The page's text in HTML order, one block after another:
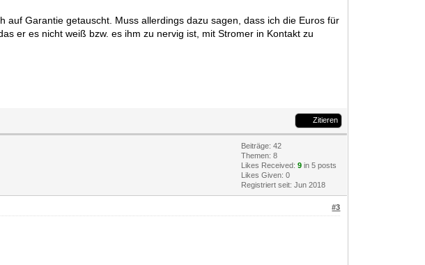
Garantie getauscht. Muss allerdings dazu sagen, dass ich die Euros für
er es nicht weiß bzw. es ihm zu nervig ist, mit Stromer in Kontakt zu
Zitieren
Beiträge: 42
Themen: 8
Likes Received:9 in 5 posts
Likes Given: 0
Registriert seit: Jun 2018
#3